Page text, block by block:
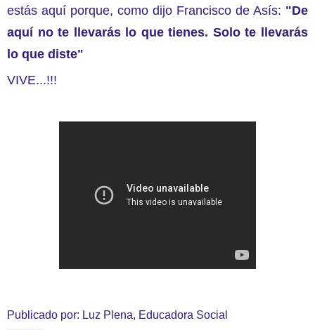
estás aquí porque, como dijo Francisco de Asís: "De
aquí no te llevarás lo que tienes. Solo te llevarás
lo que diste"
VIVE...!!!
Publicado por: Luz Plena, Educadora Social